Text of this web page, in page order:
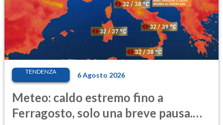
TENDENZA 6 Agosto 2026
Meteo: caldo estremo fino a
Ferragosto, solo una breve pausa.